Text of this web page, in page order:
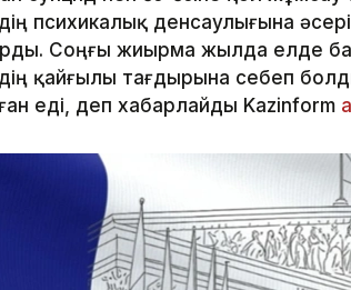
психикалық денсаулығына
Соңғы жиырма жылда елде
қайғылы тағдырына себеп
еді, деп хабарлайды Kazinform